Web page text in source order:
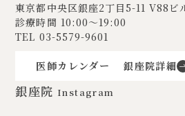
東京都中央区銀座2丁目5-11V88ビ
診療時間 10:00〜19:00
TEL 03-5579-9601
医師カレンダー 銀座院詳細
銀座院 Instagram